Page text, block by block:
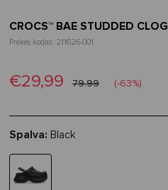
CROCS™ BAE STUDDED CLOG
Prekės kodas: 211626-001
€29,99 79.99 (-63%)
Spalva: Black